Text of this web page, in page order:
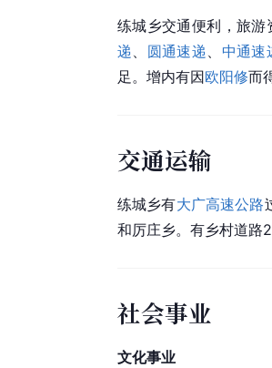
练城乡交通便利，旅
递、 圆通速递、 中通速
足。增内有因欧阳修而
交通运输
练城乡有大广高速公路
和厉庄乡。有乡村道路
社会事业
文化事业